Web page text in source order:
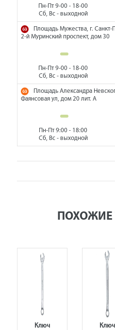
Пн-Пт 9-00 - 18-00
Сб, Вс - выходной
Площадь Мужества, г. Санкт-
2-й Муринский проспект, дом 30
Пн-Пт 9-00 - 18-00
Сб, Вс - выходной
Площадь Александра
Фаянсовая ул, дом 20 лит. А
Пн-Пт 9:00 - 18:00
Сб, Вс - выходной
ПОХОЖИЕ
Ключ
Ключ